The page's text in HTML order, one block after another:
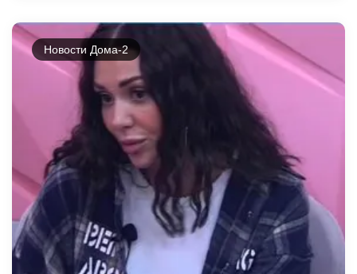
Новости Дома-2